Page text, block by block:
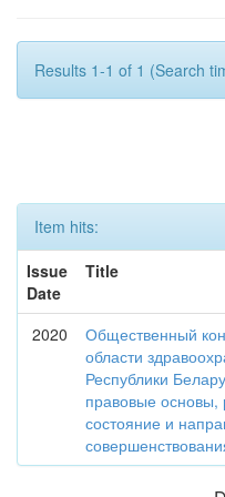
Results 1-1 of 1 (Search
Item hits:
Issue
Date
Title
2020
Общественный
области
Республики
правовые основы,
состояние и